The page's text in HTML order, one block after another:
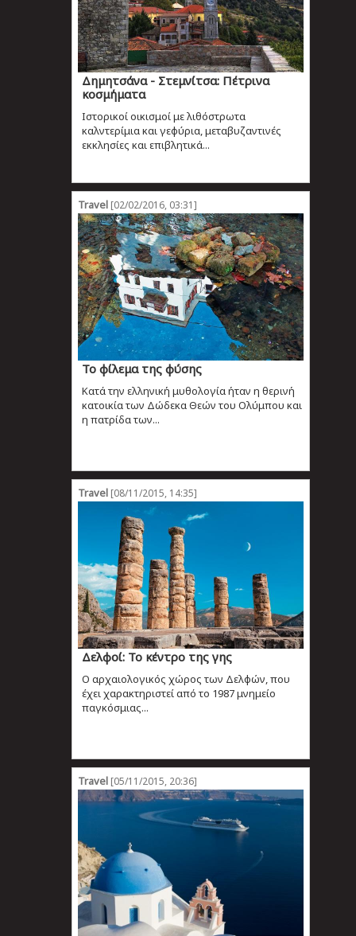
Δημητσάνα - Στεμνίτσα: Πέτρινα
κοσμήματα
Ιστορικοί οικισμοί με λιθόστρωτα
καλντερίμια και γεφύρια, μεταβυζαντινές
εκκλησίες και επιβλητικά...
Travel[02/02/2016, 03:31]
Το φίλεμα της φύσης
Κατά την ελληνική μυθολογία ήταν η θερινή
κατοικία των Δώδεκα Θεών του Ολύμπου και
η πατρίδα των...
Travel[08/11/2015, 14:35]
Δελφοί: Το κέντρο της γης
Ο αρχαιολογικός χώρος των Δελφών, που
έχει χαρακτηριστεί από το 1987 μνημείο
παγκόσμιας...
Travel[05/11/2015, 20:36]